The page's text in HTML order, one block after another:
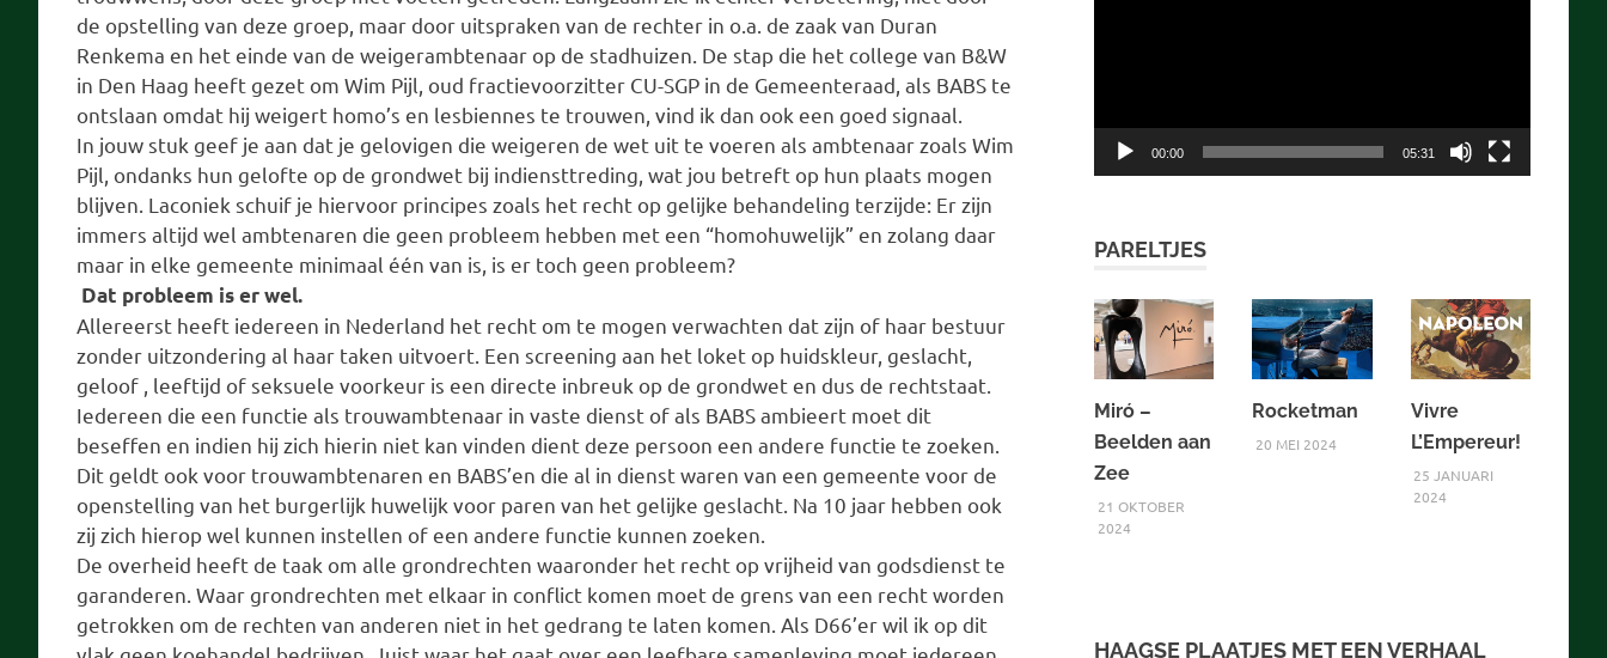
de opstelling van deze groep, maar door uitspraken van de rechter in o.a. de zaak van Duran
Renkema en het einde van de weigerambtenaar op de stadhuizen. De stap die het college van B&W
in Den Haag heeft gezet om Wim Pijl, oud fractievoorzitter CU-SGP in de Gemeenteraad, als BABS te
ontslaan omdat hij weigert homo’s en lesbiennes te trouwen, vind ik dan ook een goed signaal.
In jouw stuk geef je aan dat je gelovigen die weigeren de wet uit te voeren als ambtenaar zoals Wim
Pijl, ondanks hun gelofte op de grondwet bij indiensttreding, wat jou betreft op hun plaats mogen
blijven. Laconiek schuif je hiervoor principes zoals het recht op gelijke behandeling terzijde: Er zijn
immers altijd wel ambtenaren die geen probleem hebben met een “homohuwelijk” en zolang daar
maar in elke gemeente minimaal één van is, is er toch geen probleem?
Dat probleem is er wel.
Allereerst heeft iedereen in Nederland het recht om te mogen verwachten dat zijn of haar bestuur
zonder uitzondering al haar taken uitvoert. Een screening aan het loket op huidskleur, geslacht,
geloof , leeftijd of seksuele voorkeur is een directe inbreuk op de grondwet en dus de rechtstaat.
Iedereen die een functie als trouwambtenaar in vaste dienst of als BABS ambieert moet dit
beseffen en indien hij zich hierin niet kan vinden dient deze persoon een andere functie te zoeken.
Dit geldt ook voor trouwambtenaren en BABS’en die al in dienst waren van een gemeente voor de
openstelling van het burgerlijk huwelijk voor paren van het gelijke geslacht. Na 10 jaar hebben ook
zij zich hierop wel kunnen instellen of een andere functie kunnen zoeken.
De overheid heeft de taak om alle grondrechten waaronder het recht op vrijheid van godsdienst te
garanderen. Waar grondrechten met elkaar in conflict komen moet de grens van een recht worden
getrokken om de rechten van anderen niet in het gedrang te laten komen. Als D66’er wil ik op dit
00:00 05:31
PARELTJES
Miró –
Beelden aan
Zee
21 OKTOBER
2024
Rocketman
20 MEI 2024
Vivre
L’Empereur!
25 JANUARI
2024
HAAGSE PLAATJES MET EEN VERHAAL